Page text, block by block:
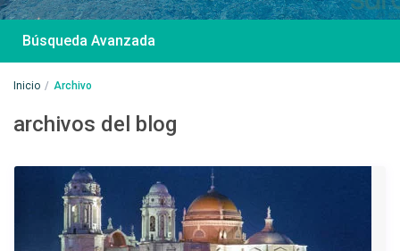
Casa Irene – Casa en
El Colorado
Búsqueda Avanzada
Inicio Archivo
archivos del blog